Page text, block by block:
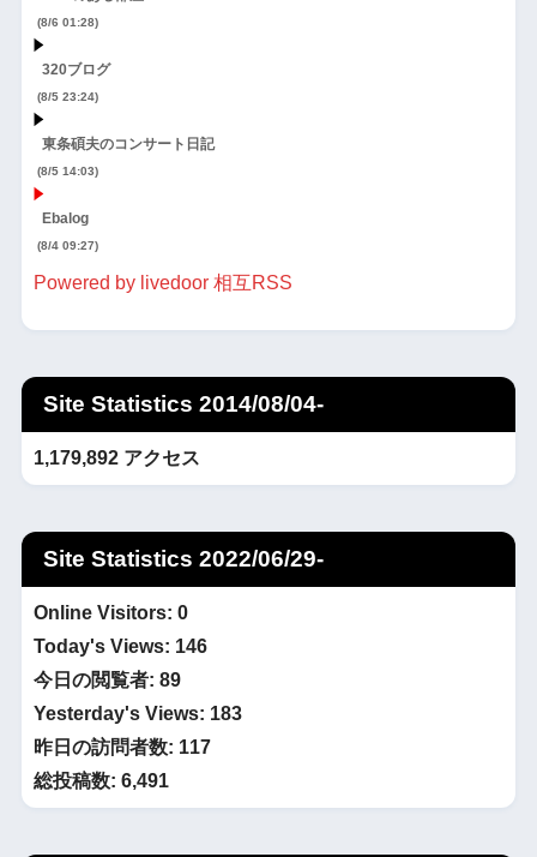
(8/6 01:28)
320ブログ
(8/5 23:24)
東条碩夫のコンサート日記
(8/5 14:03)
Ebalog
(8/4 09:27)
Powered by livedoor 相互RSS
Site Statistics 2014/08/04-
1,179,892 アクセス
Site Statistics 2022/06/29-
Online Visitors: 0
Today's Views: 146
今日の閲覧者: 89
Yesterday's Views: 183
昨日の訪問者数: 117
総投稿数: 6,491